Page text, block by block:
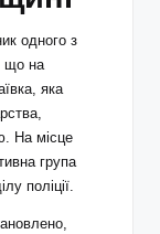
одного з
що на
яка
На місце
група
поліції.